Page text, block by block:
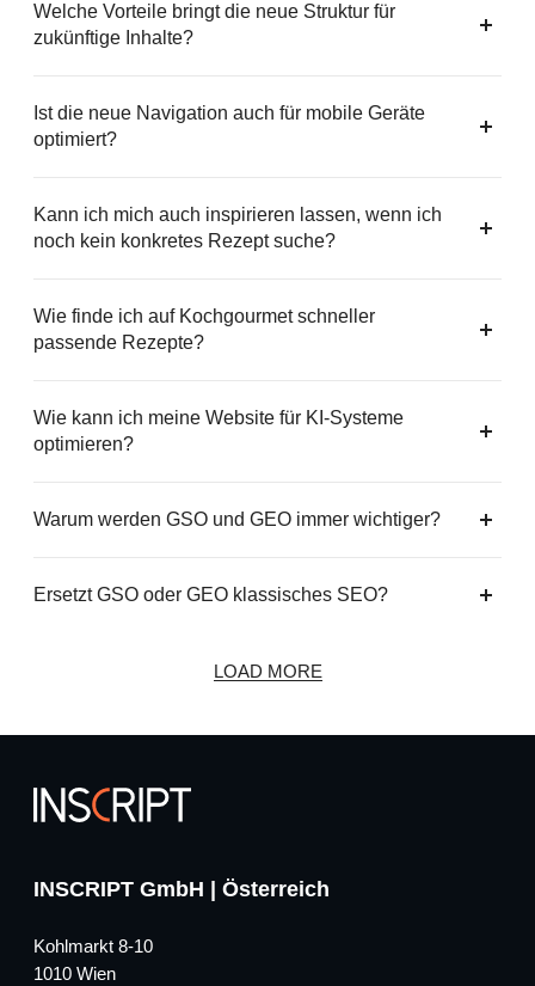
Welche Vorteile bringt die neue Struktur für
zukünftige Inhalte?
Ist die neue Navigation auch für mobile Geräte
optimiert?
Kann ich mich auch inspirieren lassen, wenn ich
noch kein konkretes Rezept suche?
Wie finde ich auf Kochgourmet schneller
passende Rezepte?
Wie kann ich meine Website für KI-Systeme
optimieren?
Warum werden GSO und GEO immer wichtiger?
Ersetzt GSO oder GEO klassisches SEO?
LOAD MORE
INSCRIPT GmbH | Österreich
Kohlmarkt 8-10
1010 Wien